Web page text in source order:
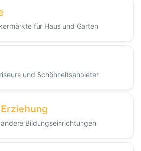
für Haus und Garten
und Schönheitsanbieter
Bildungseinrichtungen